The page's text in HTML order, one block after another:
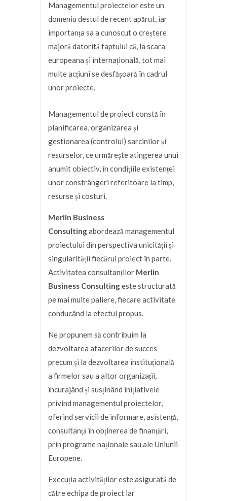
Managementul proiectelor este un
domeniu destul de recent apărut, iar
importanța sa a cunoscut o creștere
majoră datorită faptului că, la scara
europeana și internațională, tot mai
multe acțiuni se desfășoară în cadrul
unor proiecte.
Managementul de proiect constă în
planificarea, organizarea și
gestionarea (controlul) sarcinilor și
resurselor, ce urmărește atingerea unui
anumit obiectiv, în condițiile existenței
unor constrângeri referitoare la timp,
resurse și costuri.
Merlin Business
Consultingabordează managementul
proiectului din perspectiva unicității și
singularității fiecărui proiect în parte.
Activitatea consultanților Merlin
Business Consultingeste structurată
pe mai multe paliere, fiecare activitate
conducând la efectul propus.
Ne propunem să contribuim la
dezvoltarea afacerilor de succes
precum și la dezvoltarea instituțională
a firmelor sau a altor organizații,
încurajând și susținând inițiativele
privind managementul proiectelor,
oferind servicii de informare, asistență,
consultanță în obținerea de finanțări,
prin programe naționale sau ale Uniunii
Europene.
Execuția activităților este asigurată de
către echipa de proiect iar